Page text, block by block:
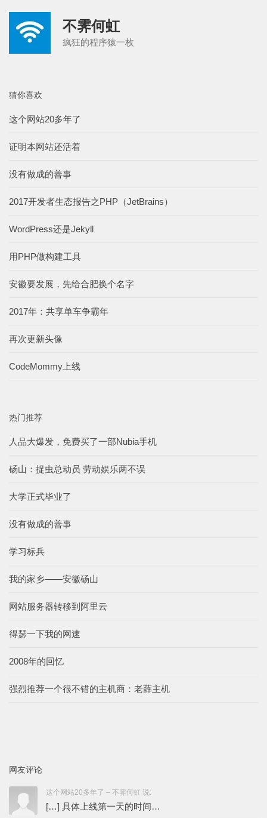
不霁何虹
疯狂的程序猿一枚
猜你喜欢
这个网站20多年了
证明本网站还活着
没有做成的善事
2017开发者生态报告之PHP（JetBrains）
WordPress还是Jekyll
用PHP做构建工具
安徽要发展，先给合肥换个名字
2017年：共享单车争霸年
再次更新头像
CodeMommy上线
热门推荐
人品大爆发，免费买了一部Nubia手机
砀山：捉虫总动员 劳动娱乐两不误
大学正式毕业了
没有做成的善事
学习标兵
我的家乡——安徽砀山
网站服务器转移到阿里云
得瑟一下我的网速
2008年的回忆
强烈推荐一个很不错的主机商：老薛主机
网友评论
这个网站20多年了 – 不霁何虹 说:
[…] 具体上线第一天的时间…